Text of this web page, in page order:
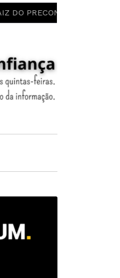
E DO ESTEREÓTIPO!